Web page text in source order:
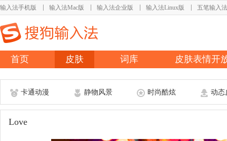
输入法手机版 输入法Mac版 输入法企业版 输入法Linux版 五笔输入法
首页 皮肤 词库 皮肤表情开
卡通动漫 静物风景 时尚酷炫 动态
Love